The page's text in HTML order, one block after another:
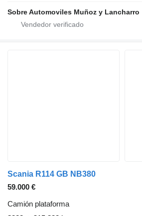
Sobre Automoviles Muñoz y Lancharro
Scania R114 GB NB380
59.000 €
Camión plataforma